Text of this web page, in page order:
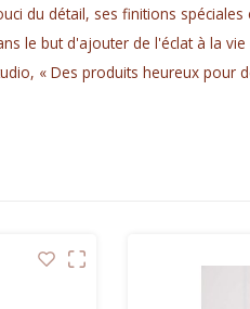
du détail, ses finitions
le but d'ajouter de l'éclat à la
« Des produits heureux pour